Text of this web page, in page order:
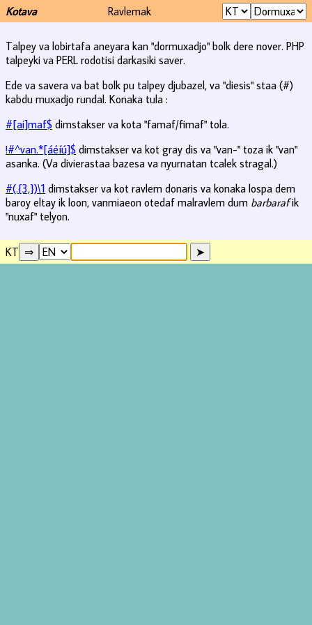
Kotava Ravlemak
Talpey va lobirtafa aneyara kan "dormuxadjo" bolk dere nover. PHP
talpeyki va PERL rodotisi darkasiki saver.
Ede va savera va bat bolk pu talpey djubazel, va "diesis" staa (#)
kabdu muxadjo rundal. Konaka tula :
#[ai]maf$ dimstakser va kota "famaf/fimaf" tola.
!#^van.*[áéíú]$ dimstakser va kot gray dis va "van-" toza ik "van"
asanka. (Va divierastaa bazesa va nyurnatan tcalek stragal.)
#(.{3,})\1 dimstakser va kot ravlem donaris va konaka lospa dem
baroy eltay ik loon, vanmiaeon otedaf malravlem dum barbarafik
"nuxaf" telyon.
KT